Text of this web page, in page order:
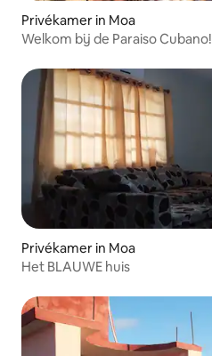
Privékamer in Moa
Welkom bij de Paraiso Cubano!
Privékamer in Moa
Het BLAUWE huis